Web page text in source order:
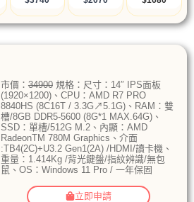
市價： 34900規格：尺寸：14″ IPS面板
(1920×1200)、CPU：AMD R7 PRO
8840HS (8C16T / 3.3G↗5.1G)、RAM：雙
槽/8GB DDR5-5600 (8G*1 MAX.64G)、
SSD：單槽/512G M.2、內顯：AMD
RadeonTM 780M Graphics、介面
:TB4(2C)+U3.2 Gen1(2A) /HDMI/讀卡機、
重量：1.414Kg /背光鍵盤/指紋辨識/無包
鼠、OS：Windows 11 Pro / 一年保固
立即申請